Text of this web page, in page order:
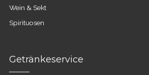
Wein & Sekt
Spirituosen
Getränkeservice